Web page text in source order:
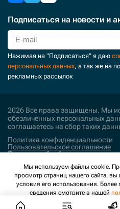
Подписаться на новости и
Нажимая на "Подписаться" я даю
персональных данных, а так же на
рекламных рассылок
2026 Все права защищены. Мы
обезличенных персональных
соглашаетесь на сбор таких
Политика конфиденциальности
Пользовательское соглашение
Политика обработки
Поддержка и развитие
Мы используем файлы cookie.
просмотр страниц нашего сайта, вы
условия его использования.
сведения смотрите в нашей
конфиденциальности.